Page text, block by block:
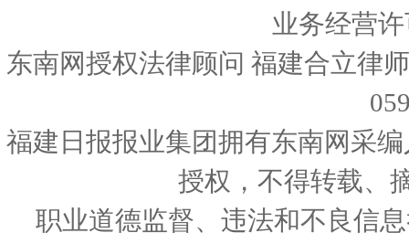
业务经营
东南网授权法律顾问 福建合立律
福建日报报业集团拥有东南网采
授权，不得转载、
职业道德监督、违法和不良信